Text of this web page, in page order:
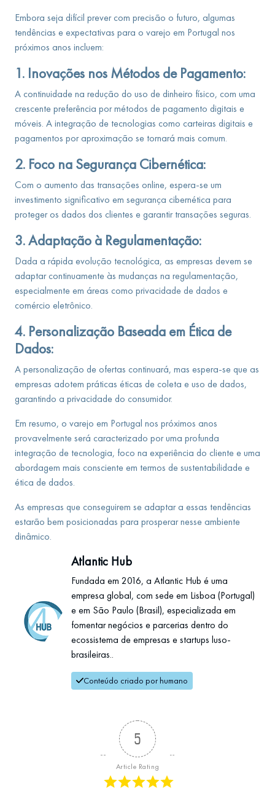
Embora seja difícil prever com precisão o futuro, algumas
tendências e expectativas para o varejo em Portugal nos
próximos anos incluem:
1. Inovações nos Métodos de Pagamento:
A continuidade na redução do uso de dinheiro físico, com uma
crescente preferência por métodos de pagamento digitais e
móveis. A integração de tecnologias como carteiras digitais e
pagamentos por aproximação se tornará mais comum.
2. Foco na Segurança Cibernética:
Com o aumento das transações online, espera-se um
investimento significativo em segurança cibernética para
proteger os dados dos clientes e garantir transações seguras.
3. Adaptação à Regulamentação:
Dada a rápida evolução tecnológica, as empresas devem se
adaptar continuamente às mudanças na regulamentação,
especialmente em áreas como privacidade de dados e
comércio eletrônico.
4. Personalização Baseada em Ética de
Dados:
A personalização de ofertas continuará, mas espera-se que as
empresas adotem práticas éticas de coleta e uso de dados,
garantindo a privacidade do consumidor.
Em resumo, o varejo em Portugal nos próximos anos
provavelmente será caracterizado por uma profunda
integração de tecnologia, foco na experiência do cliente e uma
abordagem mais consciente em termos de sustentabilidade e
ética de dados.
As empresas que conseguirem se adaptar a essas tendências
estarão bem posicionadas para prosperar nesse ambiente
dinâmico.
Atlantic Hub
Fundada em 2016, a Atlantic Hub é uma
empresa global, com sede em Lisboa (Portugal)
e em São Paulo (Brasil), especializada em
fomentar negócios e parcerias dentro do
ecossistema de empresas e startups luso-
brasileiras..
Conteúdo criado por humano
5
Article Rating